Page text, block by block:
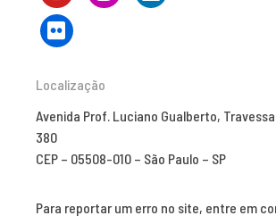
Localização
Avenida Prof. Luciano Gualberto,
380
CEP – 05508-010 – São Paulo – SP
Para reportar um erro no site, entre em